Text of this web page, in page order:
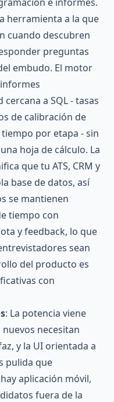
herramienta a la que
cuando descubren
preguntas
embudo. El motor
a SQL - tasas
de calibración de
por etapa - sin
hoja de cálculo. La
que tu ATS, CRM y
base de datos, así
se mantienen
tiempo con
y feedback, lo que
sean
del producto es
con
: La potencia viene
necesitan
y la UI orientada a
pulida que
aplicación móvil,
fuera de la